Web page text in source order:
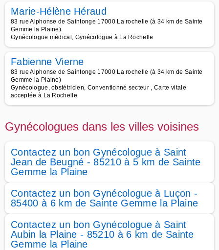
Marie-Hélène Héraud
83 rue Alphonse de Saintonge 17000 La rochelle (à 34 km de Sainte
Gemme la Plaine)
Gynécologue médical, Gynécologue à La Rochelle
Fabienne Vierne
83 rue Alphonse de Saintonge 17000 La rochelle (à 34 km de Sainte
Gemme la Plaine)
Gynécologue, obstétricien, Conventionné secteur , Carte vitale
acceptée à La Rochelle
Gynécologues dans les villes voisines
Contactez un bon Gynécologue à Saint
Jean de Beugné - 85210 à 5 km de Sainte
Gemme la Plaine
Contactez un bon Gynécologue à Luçon -
85400 à 6 km de Sainte Gemme la Plaine
Contactez un bon Gynécologue à Saint
Aubin la Plaine - 85210 à 6 km de Sainte
Gemme la Plaine